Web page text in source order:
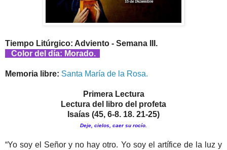
Tiempo Litúrgico: Adviento - Semana III.
Color del día: Morado.
Memoria libre: Santa María de la Rosa.
Primera Lectura
Lectura del libro del profeta
Isaías (45, 6-8. 18. 21-25)
Deje, cielos, caer su rocío.
“Yo soy el Señor y no hay otro. Yo soy el artífice de la luz y